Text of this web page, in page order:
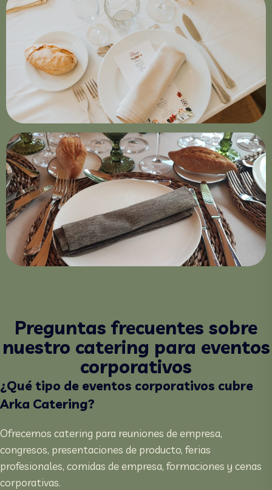
Preguntas frecuentes sobre
nuestro catering para eventos
corporativos
¿Qué tipo de eventos corporativos cubre
Arka Catering?
Ofrecemos catering para reuniones de empresa,
congresos, presentaciones de producto, ferias
profesionales, comidas de empresa, formaciones y cenas
corporativas.